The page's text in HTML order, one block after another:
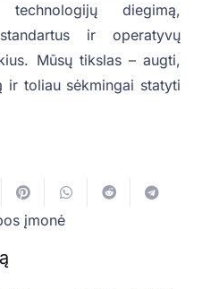
diegimą,
ir operatyvų
Mūsų tikslas – augti,
ir toliau sėkmingai statyti
įmonė